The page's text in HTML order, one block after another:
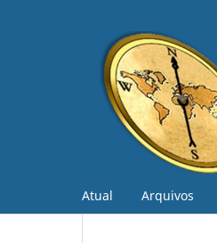
Atual Arquivos